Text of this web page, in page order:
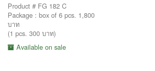
Product # FG 182 C
Package : box of 6 pcs. 1,800
บาท
(1 pcs. 300 บาท)
Available on sale